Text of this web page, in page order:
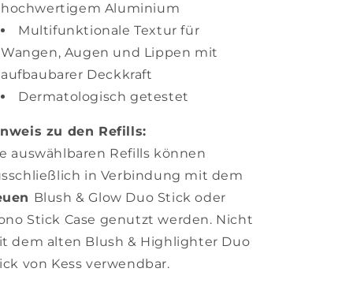
hochwertigem Aluminium
Multifunktionale Textur für
Wangen, Augen und Lippen mit
aufbaubarer Deckkraft
Dermatologisch getestet
zu den Refills:
auswählbaren Refills können
in Verbindung mit dem
Blush & Glow Duo Stick oder
Stick Case genutzt werden. Nicht
dem alten Blush & Highlighter Duo
von Kess verwendbar.